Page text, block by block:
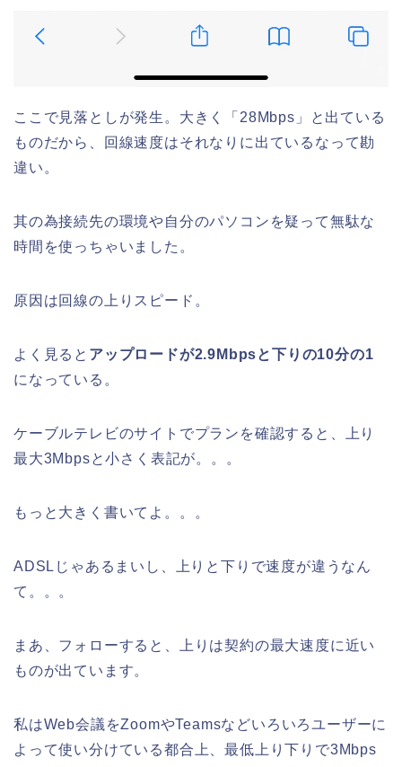
ここで見落としが発生。大きく「28Mbps」と出ている
ものだから、回線速度はそれなりに出ているなって勘
違い。
其の為接続先の環境や自分のパソコンを疑って無駄な
時間を使っちゃいました。
原因は回線の上りスピード。
よく見ると アップロードが2.9Mbpsと下りの10分の1
になっている。
ケーブルテレビのサイトでプランを確認すると、上り
最大3Mbpsと小さく表記が。。。
もっと大きく書いてよ。。。
ADSLじゃあるまいし、上りと下りで速度が違うなん
て。。。
まあ、フォローすると、上りは契約の最大速度に近い
ものが出ています。
私はWeb会議をZoomやTeamsなどいろいろユーザーに
よって使い分けている都合上、最低上り下りで3Mbps